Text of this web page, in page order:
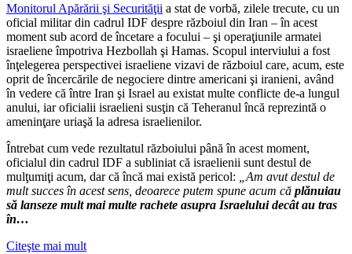
Monitorul Apărării şi Securităţii a stat de vorbă, zilele trecute, cu un
oficial militar din cadrul IDF despre războiul din Iran – în acest
moment sub acord de încetare a focului – şi operaţiunile armatei
israeliene împotriva Hezbollah şi Hamas. Scopul interviului a fost
înţelegerea perspectivei israeliene vizavi de războiul care, acum, este
oprit de încercările de negociere dintre americani şi iranieni, având
în vedere că între Iran şi Israel au existat multe conflicte de-a lungul
anului, iar oficialii israelieni susţin că Teheranul încă reprezintă o
ameninţare uriaşă la adresa israelienilor.
Întrebat cum vede rezultatul războiului până în acest moment,
oficialul din cadrul IDF a subliniat că israelienii sunt destul de
mulţumiţi acum, dar că încă mai există pericol:
„Am avut destul de
mult succes în acest sens, deoarece putem spune acum că plănuiau
să lanseze mult mai multe rachete asupra Israelului decât au tras
în…
Citeşte mai mult